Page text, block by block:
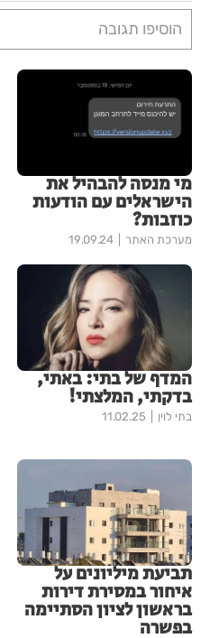
הוסיפו תגובה
מי מנסה להבהיל את
הישראלים עם הודעות
כוזבות?
מערכת האתר 19.09.24
המדף של בתי: באתי,
בדקתי, המלצתי!
בתי לוין 11.02.25
תביעת מיליונים על
איחור במסירת דירות
בראשון לציון הסתיימה
בפשרה